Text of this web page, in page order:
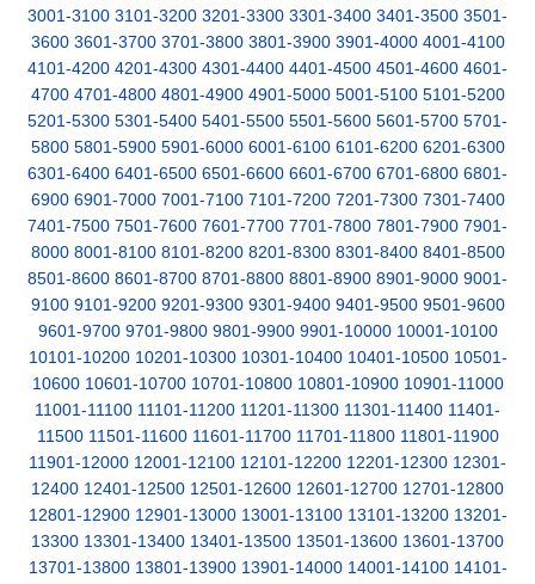
3001-3100 3101-3200 3201-3300 3301-3400 3401-3500 3501-
3600 3601-3700 3701-3800 3801-3900 3901-4000 4001-4100
4101-4200 4201-4300 4301-4400 4401-4500 4501-4600 4601-
4700 4701-4800 4801-4900 4901-5000 5001-5100 5101-5200
5201-5300 5301-5400 5401-5500 5501-5600 5601-5700 5701-
5800 5801-5900 5901-6000 6001-6100 6101-6200 6201-6300
6301-6400 6401-6500 6501-6600 6601-6700 6701-6800 6801-
6900 6901-7000 7001-7100 7101-7200 7201-7300 7301-7400
7401-7500 7501-7600 7601-7700 7701-7800 7801-7900 7901-
8000 8001-8100 8101-8200 8201-8300 8301-8400 8401-8500
8501-8600 8601-8700 8701-8800 8801-8900 8901-9000 9001-
9100 9101-9200 9201-9300 9301-9400 9401-9500 9501-9600
9601-9700 9701-9800 9801-9900 9901-10000 10001-10100
10101-10200 10201-10300 10301-10400 10401-10500 10501-
10600 10601-10700 10701-10800 10801-10900 10901-11000
11001-11100 11101-11200 11201-11300 11301-11400 11401-
11500 11501-11600 11601-11700 11701-11800 11801-11900
11901-12000 12001-12100 12101-12200 12201-12300 12301-
12400 12401-12500 12501-12600 12601-12700 12701-12800
12801-12900 12901-13000 13001-13100 13101-13200 13201-
13300 13301-13400 13401-13500 13501-13600 13601-13700
13701-13800 13801-13900 13901-14000 14001-14100 14101-